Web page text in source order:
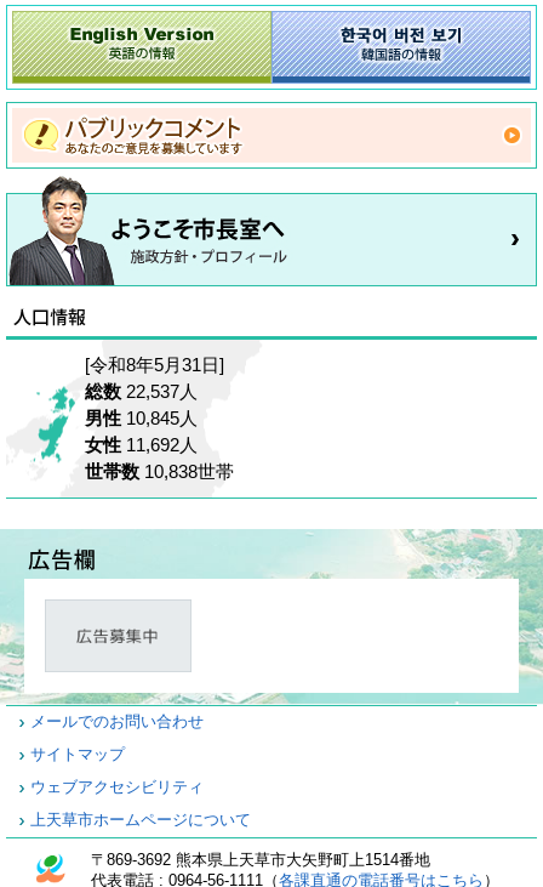
[令和8年5月31日]
総数 22,537人
男性 10,845人
女性 11,692人
世帯数 10,838世帯
メールでのお問い合わせ
サイトマップ
ウェブアクセシビリティ
上天草市ホームページについて
〒869-3692 熊本県上天草市大矢野町上1514番地
代表電話 : 0964-56-1111（各課直通の電話番号はこちら ）